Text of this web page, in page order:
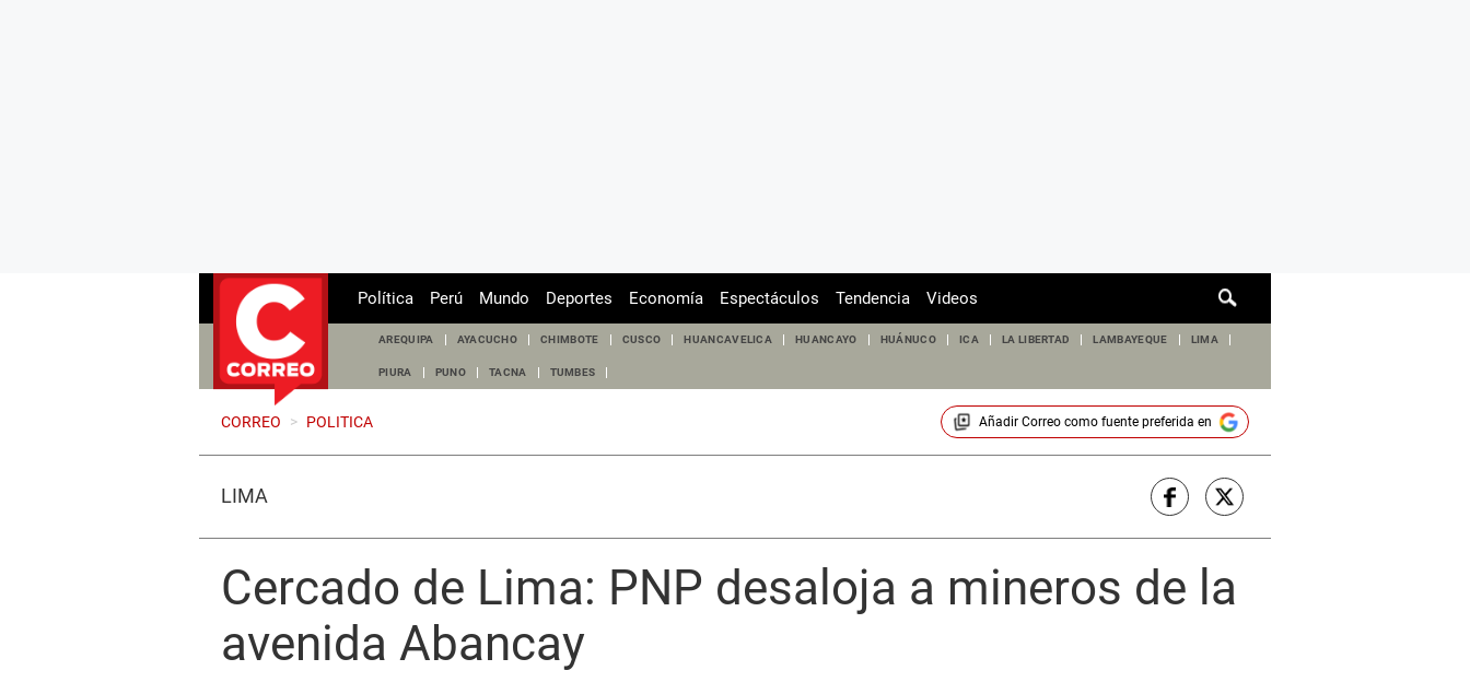
de
Política Perú Mundo Deportes Economía Espectáculos Tendencia Videos
AREQUIPA AYACUCHO CHIMBOTE CUSCO HUANCAVELICA HUANCAYO HUÁNUCO ICA LA LIBERTAD LAMBAYEQUE LIMA
PIURA PUNO TACNA TUMBES
CORREO > POLITICA Añadir Correocomo fuente preferida en
LIMA
Cercado de Lima: PNP desaloja a mineros de la
avenida Abancay